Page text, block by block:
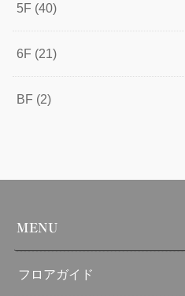
5F (40)
6F (21)
BF (2)
MENU
フロアガイド